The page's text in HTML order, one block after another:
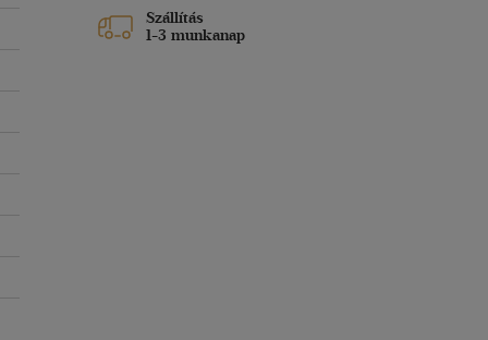
Szállítás
1-3 munkanap